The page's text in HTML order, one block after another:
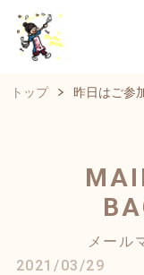
トップ 昨日はご参
メール
2021/03/29